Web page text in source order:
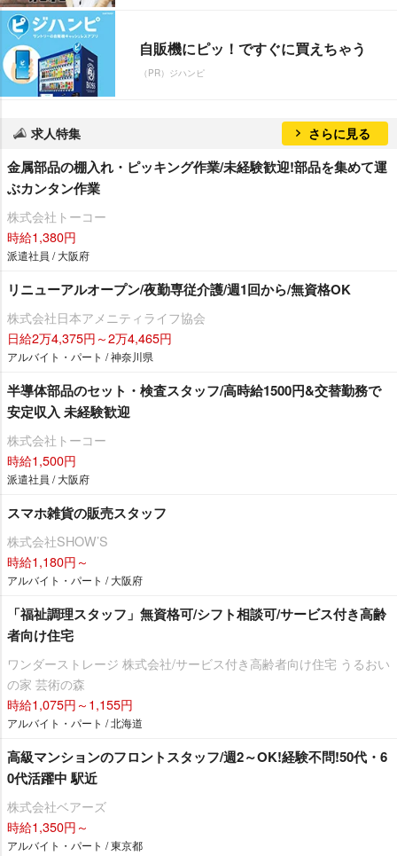
自販機にピッ！ですぐに買えちゃう
（PR）ジハンピ
求人特集 さらに見る
金属部品の棚入れ・ピッキング作業/未経験歓迎!部品を集めて運
ぶカンタン作業
株式会社トーコー
時給1,380円
派遣社員 / 大阪府
リニューアルオープン/夜勤専従介護/週1回から/無資格OK
株式会社日本アメニティライフ協会
日給2万4,375円～2万4,465円
アルバイト・パート / 神奈川県
半導体部品のセット・検査スタッフ/高時給1500円&交替勤務で
安定収入 未経験歓迎
株式会社トーコー
時給1,500円
派遣社員 / 大阪府
スマホ雑貨の販売スタッフ
株式会社SHOW’S
時給1,180円～
アルバイト・パート / 大阪府
「福祉調理スタッフ」無資格可/シフト相談可/サービス付き高齢
者向け住宅
ワンダーストレージ 株式会社/サービス付き高齢者向け住宅 うるおい
の家 芸術の森
時給1,075円～1,155円
アルバイト・パート / 北海道
高級マンションのフロントスタッフ/週2～OK!経験不問!50代・6
0代活躍中 駅近
株式会社ベアーズ
時給1,350円～
アルバイト・パート / 東京都